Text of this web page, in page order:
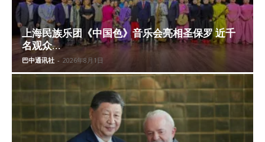
上海民族乐团《中国色》音乐会亮相圣保罗 近千
名观众...
巴中通讯社 - 2026年8月1日